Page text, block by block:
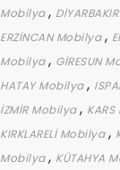
Mobilya,
ERZİNCAN Mobilya,
Mobilya, GİRESUN
HATAY Mobilya,
İZMİR Mobilya,
KIRKLARELİ Mobilya,
Mobilya, KÜTAHYA